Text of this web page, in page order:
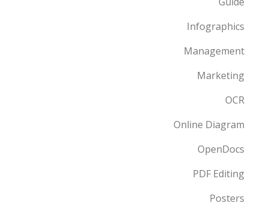
Infographics
Management
Marketing
OCR
Online Diagram
OpenDocs
PDF Editing
Posters